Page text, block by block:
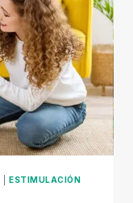
ESTIMULACIÓN